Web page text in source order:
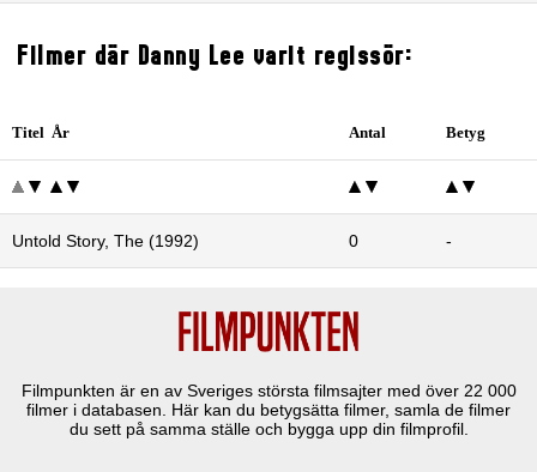
Filmer där Danny Lee varit regissör:
Titel År Antal Betyg
Untold Story, The (1992) 0 -
Filmpunkten är en av Sveriges största filmsajter med över 22 000
filmer i databasen. Här kan du betygsätta filmer, samla de filmer
du sett på samma ställe och bygga upp din filmprofil.